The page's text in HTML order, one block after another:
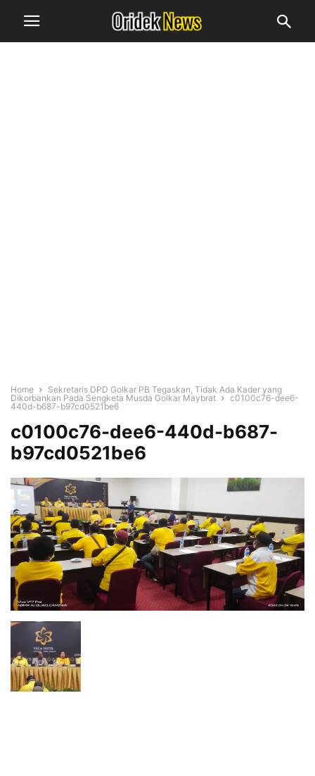
Home
Sekretaris DPD Golkar PB Tegaskan, Tidak Ada Kader yang
Dikorbankan Pada Sengketa Musda Golkar Maybrat
c0100c76-dee6-
440d-b687-b97cd0521be6
c0100c76-dee6-440d-b687-
b97cd0521be6